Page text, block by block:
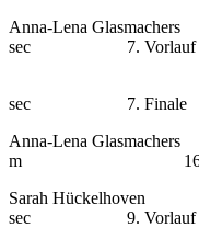
Anna-Lena
sec 7. Vorlauf
WJ U18
sec 7. Finale
Anna-Lena
m
Sarah
sec 9. Vorlauf